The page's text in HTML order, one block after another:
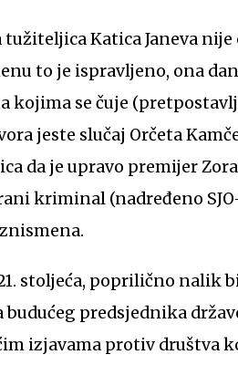
Katica Janeva
to je ispravljeno, ona
se čuje
jeste slučaj Orčeta
da je upravo premijer
kriminal (nadređeno
stoljeća, poprilično nalik
predsjednika
izjavama protiv društva